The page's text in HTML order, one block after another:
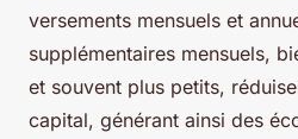
versements mensuels et
supplémentaires mensuels,
et souvent plus petits,
capital, générant ainsi des